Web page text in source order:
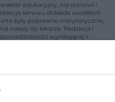
edukacyjny, nie stanowi i
serwisu dokłada wszelkich
były poprawne merytorycznie,
należy do lekarza. Redakcja i
wynikającej z
art. 3 ust 1 ustawy o